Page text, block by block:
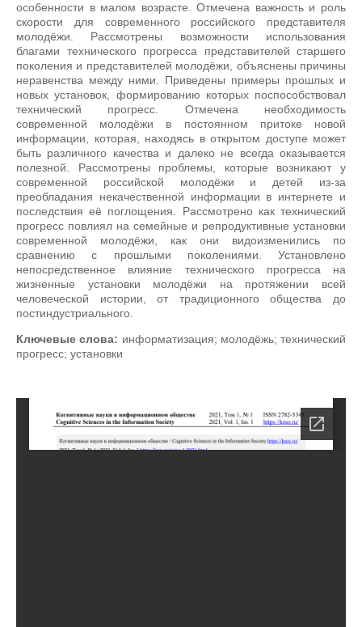
особенности в малом возрасте. Отмечена важность и роль
скорости для современного российского представителя
молодёжи. Рассмотрены возможности использования
благами технического прогресса представителей старшего
поколения и представителей молодёжи, объяснены причины
неравенства между ними. Приведены примеры прошлых и
новых установок, формированию которых поспособствовал
технический прогресс. Отмечена необходимость
современной молодёжи в постоянном притоке новой
информации, которая, находясь в открытом доступе может
быть различного качества и далеко не всегда оказывается
полезной. Рассмотрены проблемы, которые возникают у
современной российской молодёжи и детей из-за
преобладания некачественной информации в интернете и
последствия её поглощения. Рассмотрено как технический
прогресс повлиял на семейные и репродуктивные установки
современной молодёжи, как они видоизменились по
сравнению с прошлыми поколениями. Установлено
непосредственное влияние технического прогресса на
жизненные установки молодёжи на протяжении всей
человеческой истории, от традиционного общества до
постиндустриального.
Ключевые слова: информатизация; молодёжь; технический
прогресс; установки